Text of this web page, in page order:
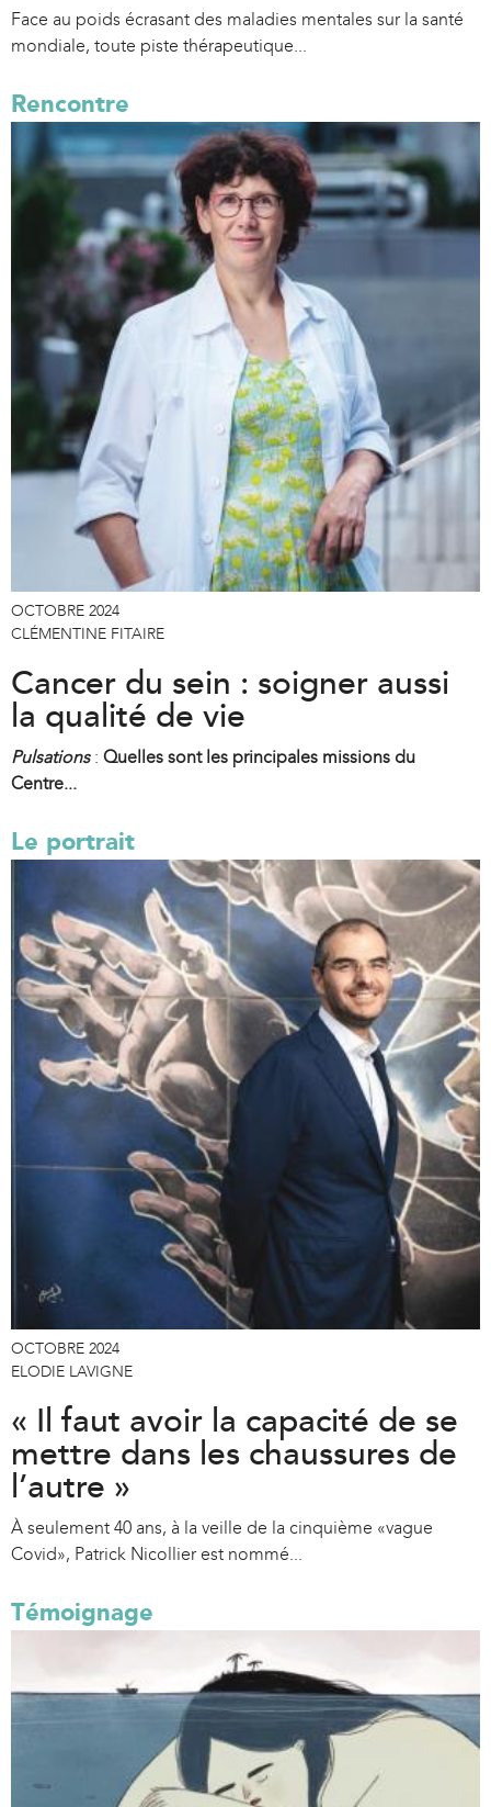
Face au poids écrasant des maladies mentales sur la santé
mondiale, toute piste thérapeutique...
Rencontre
OCTOBRE 2024
CLÉMENTINE FITAIRE
Cancer du sein : soigner aussi
la qualité de vie
Pulsations: Quelles sont les principales missions du
Centre...
Le portrait
OCTOBRE 2024
ELODIE LAVIGNE
« Il faut avoir la capacité de se
mettre dans les chaussures de
l’autre »
À seulement 40 ans, à la veille de la cinquième «vague
Covid», Patrick Nicollier est nommé...
Témoignage